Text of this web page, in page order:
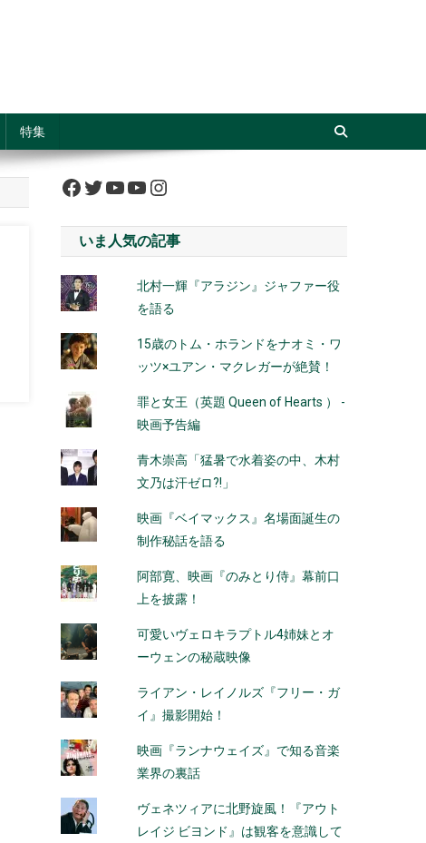
特集
Facebook
Twitter
YouTube
YouTube
Instagram
いま人気の記事
北村一輝『アラジン』ジャファー役
を語る
15歳のトム・ホランドをナオミ・ワ
ッツ×ユアン・マクレガーが絶賛！
罪と女王（英題 Queen of Hearts ） -
映画予告編
青木崇高「猛暑で水着姿の中、木村
文乃は汗ゼロ?!」
映画『ベイマックス』名場面誕生の
制作秘話を語る
阿部寛、映画『のみとり侍』幕前口
上を披露！
可愛いヴェロキラプトル4姉妹とオ
ーウェンの秘蔵映像
ライアン・レイノルズ『フリー・ガ
イ』撮影開始！
映画『ランナウェイズ』で知る音楽
業界の裏話
ヴェネツィアに北野旋風！『アウト
レイジ ビヨンド』は観客を意識して